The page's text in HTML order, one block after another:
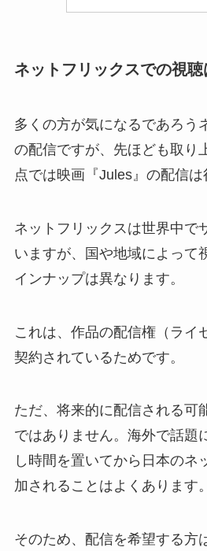
ネットフリックスでの視聴
多くの方が気になるであろう
の配信ですが、先ほども取り
点では映画『Jules』の配信は
ネットフリックスは世界中で
いますが、国や地域によって
インナップは異なります。
これは、作品の配信権（ライ
契約されているためです。
ただ、将来的に配信される可
ではありません。海外で話題
し時間を置いてから日本のネ
加されることはよくあります。
そのため、配信を希望する方